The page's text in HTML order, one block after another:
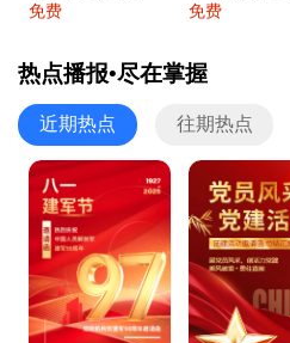
免费 免费
热点播报•尽在掌握
近期热点 往期热点